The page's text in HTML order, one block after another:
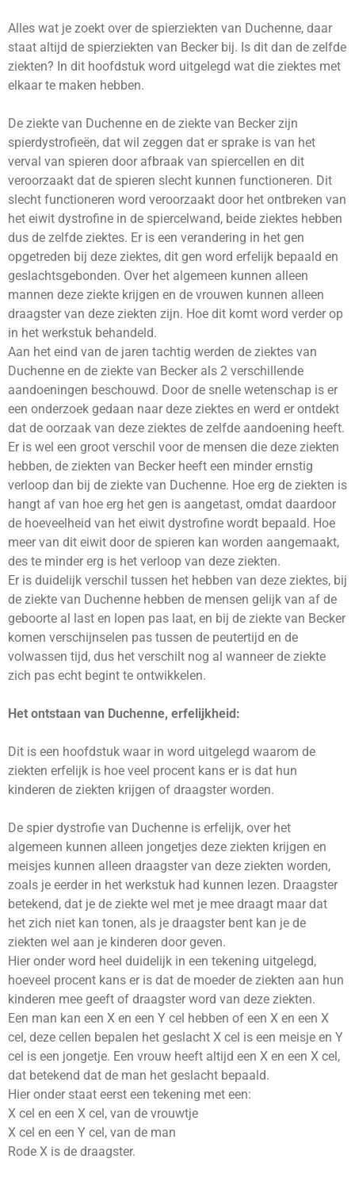
Alles wat je zoekt over de spierziekten van Duchenne, daar
staat altijd de spierziekten van Becker bij. Is dit dan de zelfde
ziekten? In dit hoofdstuk word uitgelegd wat die ziektes met
elkaar te maken hebben.
De ziekte van Duchenne en de ziekte van Becker zijn
spierdystrofieën, dat wil zeggen dat er sprake is van het
verval van spieren door afbraak van spiercellen en dit
veroorzaakt dat de spieren slecht kunnen functioneren. Dit
slecht functioneren word veroorzaakt door het ontbreken van
het eiwit dystrofine in de spiercelwand, beide ziektes hebben
dus de zelfde ziektes. Er is een verandering in het gen
opgetreden bij deze ziektes, dit gen word erfelijk bepaald en
geslachtsgebonden. Over het algemeen kunnen alleen
mannen deze ziekte krijgen en de vrouwen kunnen alleen
draagster van deze ziekten zijn. Hoe dit komt word verder op
in het werkstuk behandeld.
Aan het eind van de jaren tachtig werden de ziektes van
Duchenne en de ziekte van Becker als 2 verschillende
aandoeningen beschouwd. Door de snelle wetenschap is er
een onderzoek gedaan naar deze ziektes en werd er ontdekt
dat de oorzaak van deze ziektes de zelfde aandoening heeft.
Er is wel een groot verschil voor de mensen die deze ziekten
hebben, de ziekten van Becker heeft een minder ernstig
verloop dan bij de ziekte van Duchenne. Hoe erg de ziekten is
hangt af van hoe erg het gen is aangetast, omdat daardoor
de hoeveelheid van het eiwit dystrofine wordt bepaald. Hoe
meer van dit eiwit door de spieren kan worden aangemaakt,
des te minder erg is het verloop van deze ziekten.
Er is duidelijk verschil tussen het hebben van deze ziektes, bij
de ziekte van Duchenne hebben de mensen gelijk van af de
geboorte al last en lopen pas laat, en bij de ziekte van Becker
komen verschijnselen pas tussen de peutertijd en de
volwassen tijd, dus het verschilt nog al wanneer de ziekte
zich pas echt begint te ontwikkelen.
Het ontstaan van Duchenne, erfelijkheid:
Dit is een hoofdstuk waar in word uitgelegd waarom de
ziekten erfelijk is hoe veel procent kans er is dat hun
kinderen de ziekten krijgen of draagster worden.
De spier dystrofie van Duchenne is erfelijk, over het
algemeen kunnen alleen jongetjes deze ziekten krijgen en
meisjes kunnen alleen draagster van deze ziekten worden,
zoals je eerder in het werkstuk had kunnen lezen. Draagster
betekend, dat je de ziekte wel met je mee draagt maar dat
het zich niet kan tonen, als je draagster bent kan je de
ziekten wel aan je kinderen door geven.
Hier onder word heel duidelijk in een tekening uitgelegd,
hoeveel procent kans er is dat de moeder de ziekten aan hun
kinderen mee geeft of draagster word van deze ziekten.
Een man kan een X en een Y cel hebben of een X en een X
cel, deze cellen bepalen het geslacht X cel is een meisje en Y
cel is een jongetje. Een vrouw heeft altijd een X en een X cel,
dat betekend dat de man het geslacht bepaald.
Hier onder staat eerst een tekening met een:
X cel en een X cel, van de vrouwtje
X cel en een Y cel, van de man
Rode X is de draagster.